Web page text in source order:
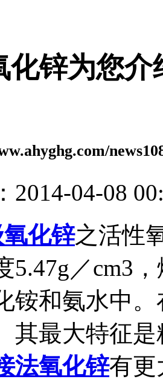
化锌为您
2014-04-08
化锌之活性
5.47g／cm3
铵和氨水中
其最大特征
法氧化锌有更